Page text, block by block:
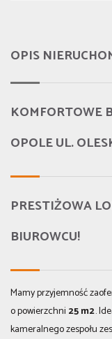
OPIS
KOMFORTOWE
OPOLE UL.
PRESTIŻOWA
BIUROWCU!
Mamy przyjemność
o powierzchni 25m2.
kameralnego zespołu